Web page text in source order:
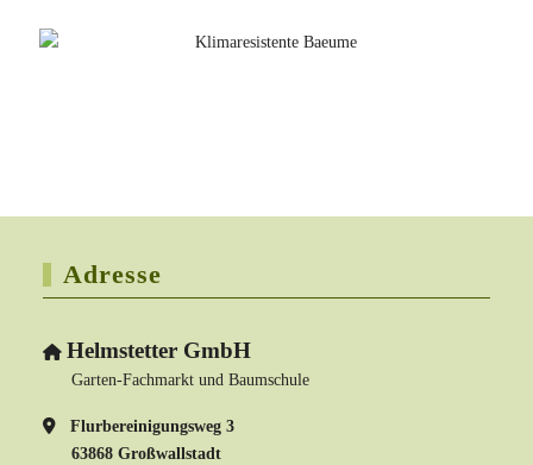
Adresse
Helmstetter GmbH
Garten-Fachmarkt und Baumschule
Flurbereinigungsweg 3
63868 Großwallstadt